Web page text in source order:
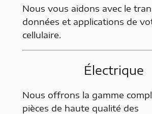
Nous vous aidons avec le
données et applications de
cellulaire.
Électrique
Nous offrons la gamme
pièces de haute qualité des